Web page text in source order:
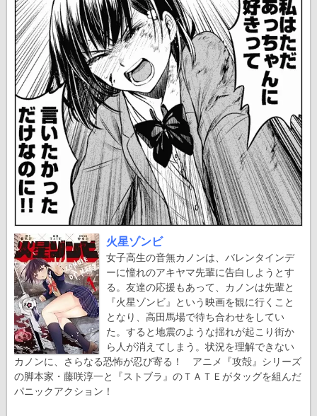
火星ゾンビ
女子高生の音無カノンは、バレンタインデ
ーに憧れのアキヤマ先輩に告白しようとす
る。友達の応援もあって、カノンは先輩と
『火星ゾンビ』という映画を観に行くこと
となり、高田馬場で待ち合わせをしてい
た。すると地震のような揺れが起こり街か
ら人が消えてしまう。状況を理解できない
カノンに、さらなる恐怖が忍び寄る！ アニメ『攻殻』シリーズ
の脚本家・藤咲淳一と『ストブラ』のＴＡＴＥがタッグを組んだ
パニックアクション！